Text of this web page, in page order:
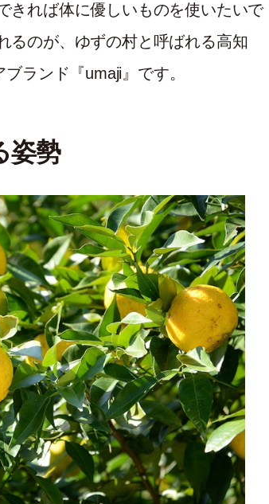
きれば体に優しいものを使いたいで
るのが、ゆずの村と呼ばれる高知
ランド『umaji』です。
姿勢